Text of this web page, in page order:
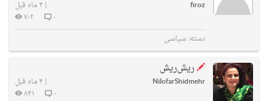
firoz
| ۴ ماه قبل
۰
۷۰۲
دسته:سیاسی
ریش‌ریش
NilofarShidmehr
| ۴ ماه قبل
۰
۸۴۱